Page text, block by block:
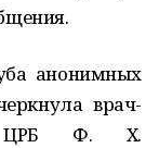
анонимных
врач-
ЦРБ Ф. Х.